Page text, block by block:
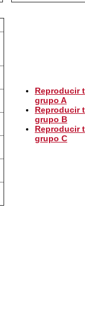
Reproducir
grupo A
Reproducir
grupo B
Reproducir
grupo C